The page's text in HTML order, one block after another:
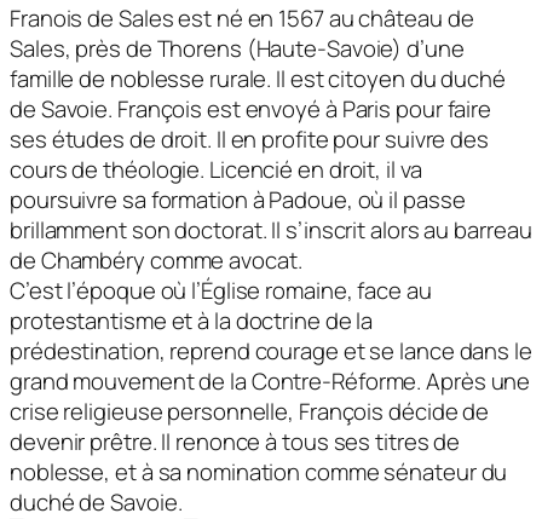
Franois de Sales est né en 1567 au château de
Sales, près de Thorens (Haute-Savoie) d’une
famille de noblesse rurale. Il est citoyen du duché
de Savoie. François est envoyé à Paris pour faire
ses études de droit. Il en profite pour suivre des
cours de théologie. Licencié en droit, il va
poursuivre sa formation à Padoue, où il passe
brillamment son doctorat. Il s’inscrit alors au barreau
de Chambéry comme avocat.
C’est l’époque où l’Église romaine, face au
protestantisme et à la doctrine de la
prédestination, reprend courage et se lance dans le
grand mouvement de la Contre-Réforme. Après une
crise religieuse personnelle, François décide de
devenir prêtre. Il renonce à tous ses titres de
noblesse, et à sa nomination comme sénateur du
duché de Savoie.